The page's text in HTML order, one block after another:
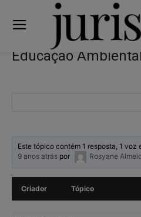
Educação
Este tópico contém 1 resposta, 1
9 anos atrás por Rosyane
Criador Tópico